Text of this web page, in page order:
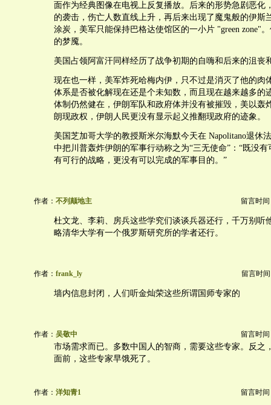
面作为经典图像在电视上反复播放。后来的形势急剧恶化
的袭击，伤亡人数直线上升，再后来出现了魔鬼般的伊斯
涂炭，美军只能保持巴格达使馆区的一小片 "green zone"
的梦魇。
美国占领阿富汗同样经历了战争初期的自嗨和后来的沮丧
现在也一样，美军炸死哈梅内伊，只不过是消灭了他的肉
体系是否被化解现在还是个未知数，而且现在越来越多的
体制仍然健在，伊朗军队和政府体并没有被摧毁，美以轰
朗现政权，伊朗人民更没有显示起义推翻现政府的迹象。
美国芝加哥大学的教授斯米尔海默今天在 Napolitano退休
中把川普轰炸伊朗的军事行动称之为“三无使命”：“既没
有可行的战略，更没有可以完成的军事目的。”
作者： 不列颠地主 留言时间
杜文龙、李莉、房兵这些学究们谈谈兵器还行，千万别听
略清华大学有一个俄罗斯研究所的学者还行。
作者： frank_ly 留言时间
墙内信息封闭，人们听金灿荣这些所谓国师专家的
作者： 吴敬中 留言时间
市场需求而已。多数中国人的智商，需要这些专家。反之
面前，这些专家早饿死了。
作者： 洋知青1 留言时间